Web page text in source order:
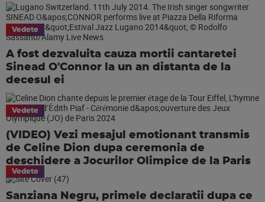
Vedete
A fost dezvaluita cauza mortii cantaretei
Sinead O'Connor la un an distanta de la
decesul ei
Vedete
(VIDEO) Vezi mesajul emotionant transmis
de Celine Dion dupa ceremonia de
deschidere a Jocurilor Olimpice de la Paris
Vedete
Sanziana Negru, primele declaratii dupa ce